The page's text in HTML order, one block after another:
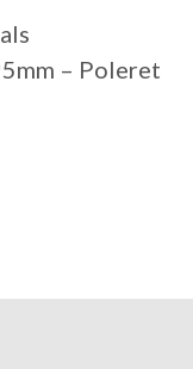
– Poleret